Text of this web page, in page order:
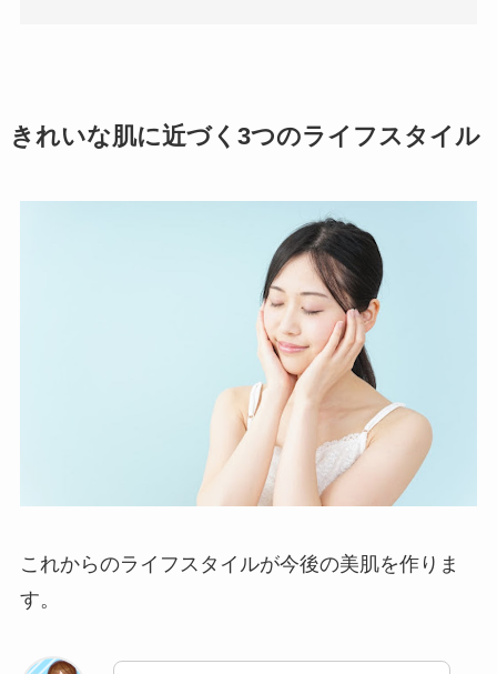
きれいな肌に近づく3つのライフスタイル
これからのライフスタイルが今後の美肌を作りま
す。